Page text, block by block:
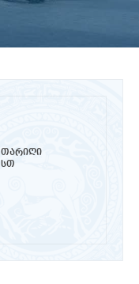
თარიღი
სთ